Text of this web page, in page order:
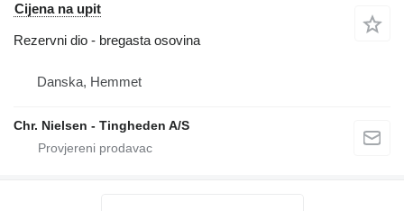
Cijena na upit
Rezervni dio - bregasta osovina
Danska, Hemmet
Chr. Nielsen - Tingheden A/S